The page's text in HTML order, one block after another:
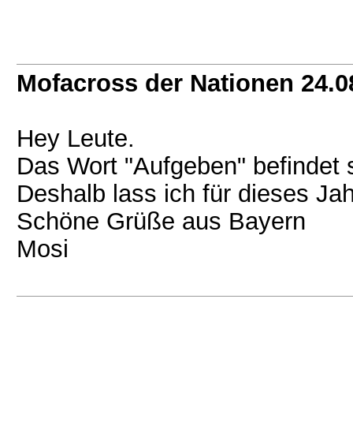
Mofacross der Nationen
Hey Leute.
Das Wort "Aufgeben"
Deshalb lass ich für dieses
Schöne Grüße aus Bayern
Mosi